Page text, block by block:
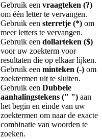
Gebruik een vraagteken (?)
om één letter te vervangen.
Gebruik een sterretje (*) om
meer letters te vervangen.
Gebruik een dollarteken ($)
voor uw zoekterm voor
resultaten die op elkaar lijken.
Gebruik een minteken (-) om
zoektermen uit te sluiten.
Gebruik een Dubbele
aanhalingstekens (" ") aan
het begin en einde van uw
zoektermen om naar de exacte
combinatie van woorden te
zoeken.